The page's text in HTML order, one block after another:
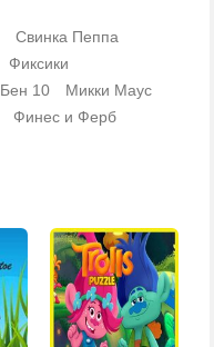
Свинка Пеппа
Фиксики
Бен 10
Микки Маус
Финес и Ферб